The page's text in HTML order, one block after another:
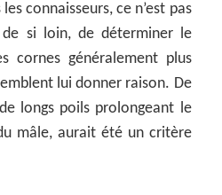
connaisseurs, ce n’est pas
si loin, de déterminer le
cornes généralement plus
lui donner raison. De
longs poils prolongeant le
mâle, aurait été un critère